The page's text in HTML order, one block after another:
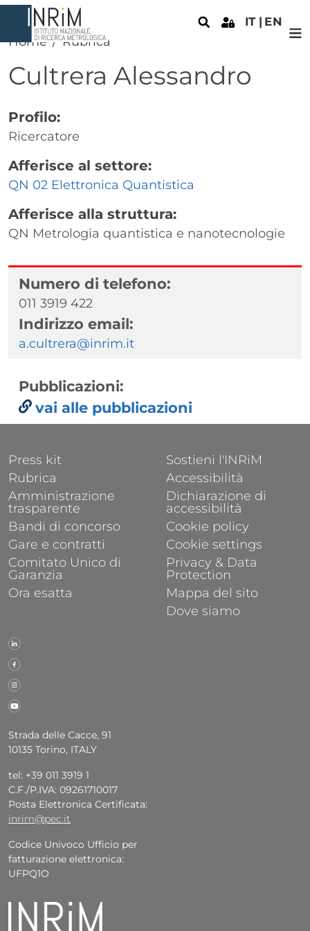
Salta al contenuto principale
IT EN
Home Rubrica
Cultrera Alessandro
Profilo:
Ricercatore
Afferisce al settore:
QN 02 Elettronica Quantistica
Afferisce alla struttura:
QN Metrologia quantistica e nanotecnologie
Numero di telefono:
011 3919 422
Indirizzo email:
a.cultrera@inrim.it
Pubblicazioni:
vai alle pubblicazioni
Strada delle Cacce, 91
10135 Torino, ITALY
tel: +39 011 3919 1
C.F./P.IVA: 09261710017
Posta Elettronica Certificata:
inrim@pec.it
Codice Univoco Ufficio per
fatturazione elettronica:
UFPQ1O
FOOTER 1
Press kit
Rubrica
Amministrazione
trasparente
Bandi di concorso
Gare e contratti
Comitato Unico di
Garanzia
Ora esatta
FOOTER 2
Sostieni l'INRiM
Accessibilità
Dichiarazione di
accessibilità
Cookie policy
Cookie settings
Privacy & Data
Protection
Mappa del sito
Dove siamo